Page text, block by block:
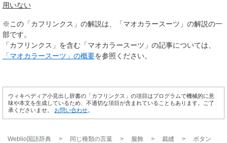
用いない
※この「カフリンクス」の解説は、「マオカラースーツ」の解説の一
部です。
「カフリンクス」を含む「マオカラースーツ」の記事については、
「マオカラースーツ」の概要を参照ください。
ウィキペディア小見出し辞書の「カフリンクス」の項目はプログラムで機械的に意
味や本文を生成しているため、不適切な項目が含まれていることもあります。ご了
承くださいませ。 お問い合わせ
Weblio国語辞典 > 同じ種類の言葉 > 服飾 > 裁縫 >
ボタン